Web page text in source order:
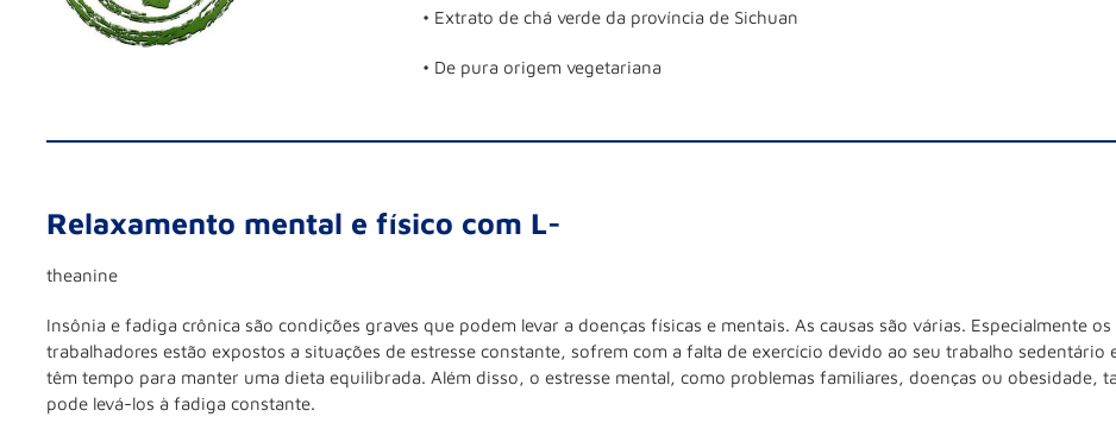
• Extrato de chá verde da província de Sichuan
• De pura origem vegetariana
Relaxamento mental e físico com L-
theanine
Insônia e fadiga crônica são condições graves que podem levar a doenças físicas e mentais. As causas são várias. Especialmente os
trabalhadores estão expostos a situações de estresse constante, sofrem com a falta de exercício devido ao seu trabalho sedentário
têm tempo para manter uma dieta equilibrada. Além disso, o estresse mental, como problemas familiares, doenças ou obesidade,
pode levá-los à fadiga constante.